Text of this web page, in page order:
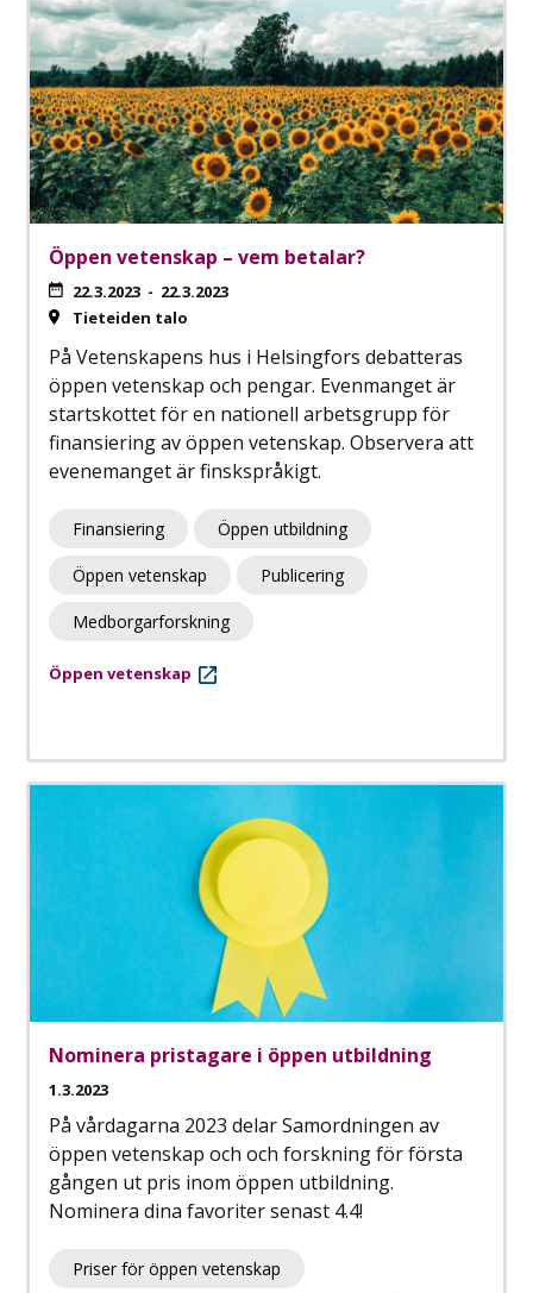
Öppen vetenskap – vem betalar?
22.3.2023 - 22.3.2023
Tieteiden talo
På Vetenskapens hus i Helsingfors debatteras
öppen vetenskap och pengar. Evenmanget är
startskottet för en nationell arbetsgrupp för
finansiering av öppen vetenskap. Observera att
evenemanget är finskspråkigt.
Finansiering Öppen utbildning
Öppen vetenskap Publicering
Medborgarforskning
Öppen vetenskap
Nominera pristagare i öppen utbildning
1.3.2023
På vårdagarna 2023 delar Samordningen av
öppen vetenskap och och forskning för första
gången ut pris inom öppen utbildning.
Nominera dina favoriter senast 4.4!
Priser för öppen vetenskap